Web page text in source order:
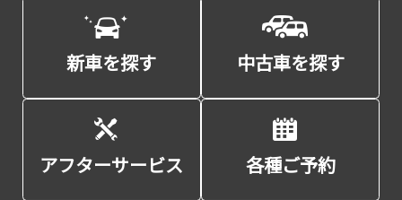
新車を探す 中古車を探す
アフターサービス 各種ご予約